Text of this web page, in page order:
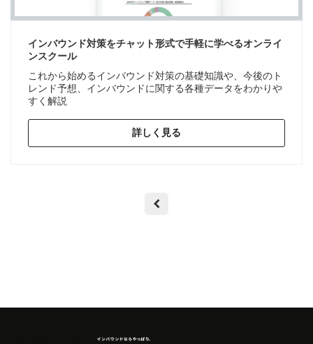
インバウンド対策をチャット形式で手軽に学べるオンライ
ンスクール
これから始めるインバウンド対策の基礎知識や、今後のト
レンド予想、インバウンドに関する各種データをわかりや
すく解説
詳しく見る